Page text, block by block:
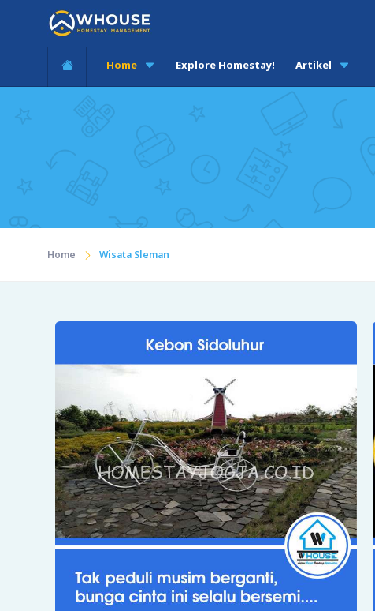
Home Explore Homestay! Artikel
Home Wisata Sleman